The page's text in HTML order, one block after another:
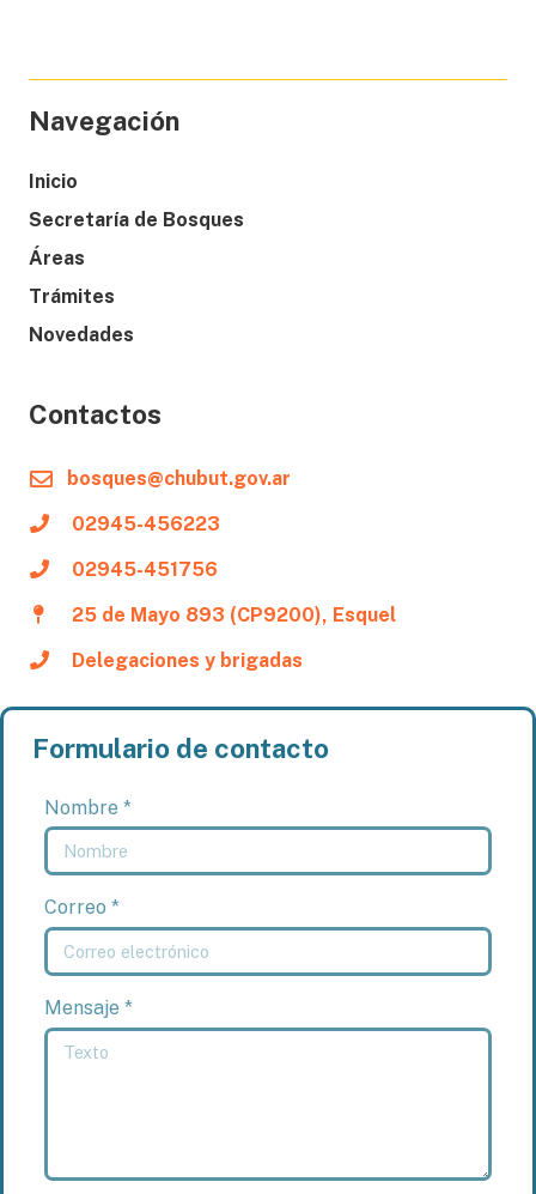
Navegación
Inicio
Secretaría de Bosques
Áreas
Trámites
Novedades
Contactos
bosques@chubut.gov.ar
02945-456223
02945-451756
25 de Mayo 893 (CP9200), Esquel
Delegaciones y brigadas
Formulario de contacto
Nombre *
Correo *
Mensaje *